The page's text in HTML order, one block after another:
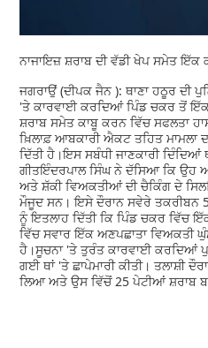
ਨਾਜਾਇਜ਼ ਸ਼ਰਾਬ ਦੀ ਵੱਡੀ ਖੇਪ ਸਮੇਤ ਇੱਕ
ਜਗਰਾਉਂ (ਦੀਪਕ ਜੈਨ ): ਥਾਣਾ ਹਠੂਰ ਦੀ
'ਤੇ ਕਾਰਵਾਈ ਕਰਦਿਆਂ ਪਿੰਡ ਚਕਰ ਤੋਂ
ਸ਼ਰਾਬ ਸਮੇਤ ਕਾਬੂ ਕਰਨ ਵਿੱਚ ਸਫਲਤਾ
ਖ਼ਿਲਾਫ਼ ਆਬਕਾਰੀ ਐਕਟ ਤਹਿਤ
ਦਿੱਤੀ ਹੈ।ਇਸ ਸਬੰਧੀ ਜਾਣਕਾਰੀ
ਗੀਤਇੰਦਰਪਾਲ ਸਿੰਘ ਨੇ ਦੱਸਿਆ ਕਿ ਉਹ
ਅਤੇ ਸ਼ੱਕੀ ਵਿਅਕਤੀਆਂ ਦੀ ਚੈਕਿੰਗ ਦੇ
ਮੌਜੂਦ ਸਨ। ਇਸੇ ਦੌਰਾਨ ਸਵੇਰੇ ਤਕਰੀਬਨ
ਨੂੰ ਇਤਲਾਹ ਦਿੱਤੀ ਕਿ ਪਿੰਡ ਚਕਰ ਵਿੱਚ
ਵਿੱਚ ਸਵਾਰ ਇੱਕ ਅਣਪਛਾਤਾ ਵਿਅਕਤੀ
ਹੈ।ਸੂਚਨਾ 'ਤੇ ਤੁਰੰਤ ਕਾਰਵਾਈ ਕਰਦਿਆਂ
ਗਈ ਥਾਂ 'ਤੇ ਛਾਪੇਮਾਰੀ ਕੀਤੀ। ਤਲਾਸ਼ੀ
ਲਿਆ ਅਤੇ ਉਸ ਵਿੱਚੋਂ 25 ਪੇਟੀਆਂ ਸ਼ਰਾਬ